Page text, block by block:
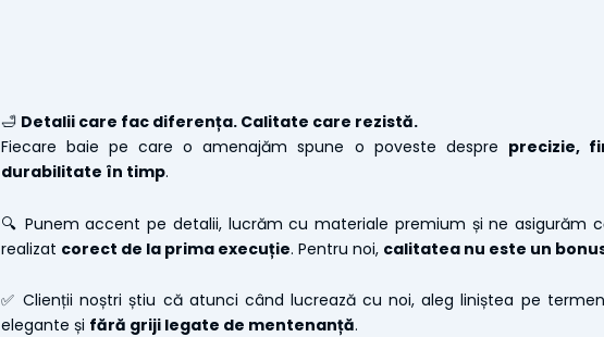
🛁 Detalii care fac diferența. Calitate care rezistă.
Fiecare baie pe care o amenajăm spune o poveste despre precizie,
durabilitate în timp.
🔍 Punem accent pe detalii, lucrăm cu materiale premium și ne asigurăm
realizat corect de la prima execuție. Pentru noi, calitatea nu este un
✅ Clienții noștri știu că atunci când lucrează cu noi, aleg liniștea pe
elegante și fără griji legate de mentenanță.